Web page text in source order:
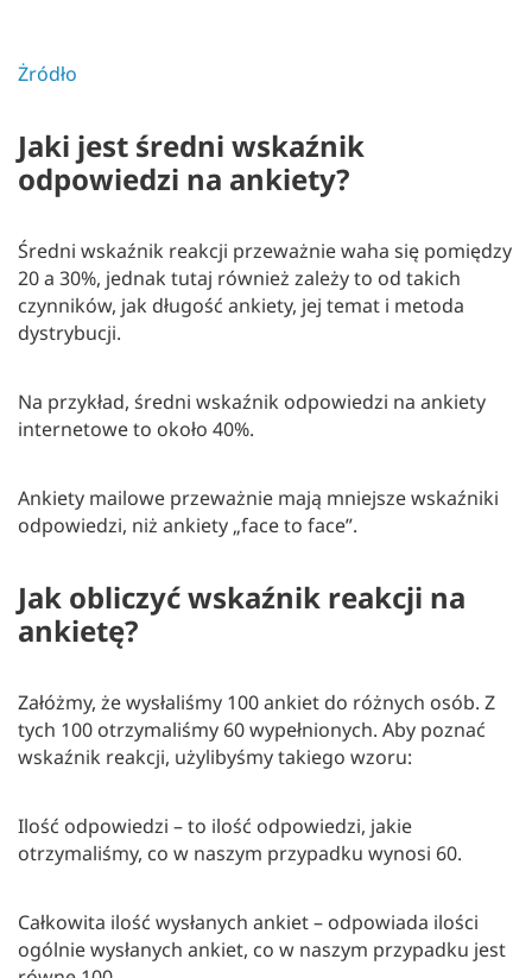
Żródło
Jaki jest średni wskaźnik
odpowiedzi na ankiety?
Średni wskaźnik reakcji przeważnie waha się pomiędzy
20 a 30%, jednak tutaj również zależy to od takich
czynników, jak długość ankiety, jej temat i metoda
dystrybucji.
Na przykład, średni wskaźnik odpowiedzi na ankiety
internetowe to około 40%.
Ankiety mailowe przeważnie mają mniejsze wskaźniki
odpowiedzi, niż ankiety „face to face”.
Jak obliczyć wskaźnik reakcji na
ankietę?
Załóżmy, że wysłaliśmy 100 ankiet do różnych osób. Z
tych 100 otrzymaliśmy 60 wypełnionych. Aby poznać
wskaźnik reakcji, użylibyśmy takiego wzoru:
Ilość odpowiedzi – to ilość odpowiedzi, jakie
otrzymaliśmy, co w naszym przypadku wynosi 60.
Całkowita ilość wysłanych ankiet – odpowiada ilości
ogólnie wysłanych ankiet, co w naszym przypadku jest